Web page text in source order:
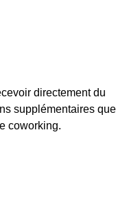
directement du
supplémentaires que
coworking.